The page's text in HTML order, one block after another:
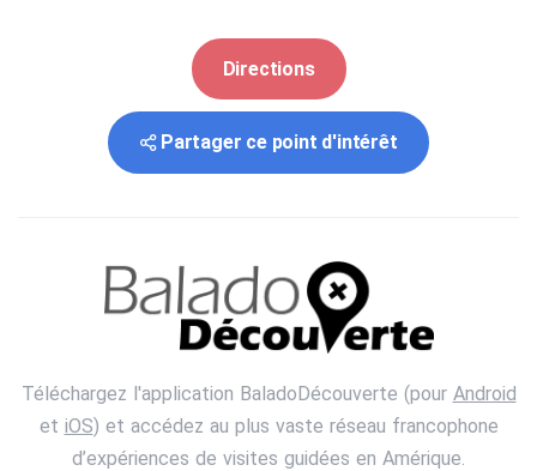
Directions
Partager ce point d'intérêt
Téléchargez l'application BaladoDécouverte (pour Android
et iOS) et accédez au plus vaste réseau francophone
d’expériences de visites guidées en Amérique.